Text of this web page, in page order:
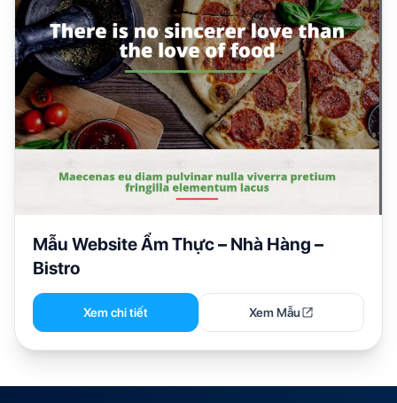
Mẫu Website Ẩm Thực – Nhà Hàng –
Bistro
Xem chi tiết Xem Mẫu